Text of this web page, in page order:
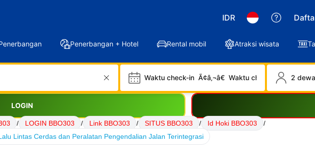
IDR
Penerbangan + Hotel Rental mobil Atraksi wisata
Waktu check-in Ã¢â‚¬â€ Waktu check-out 2
LOGIN
/ LOGIN BBO303 / Link BBO303 / SITUS BBO303 / Id Hoki BBO303
/
Lintas Cerdas dan Peralatan Pengendalian Jalan Terintegrasi